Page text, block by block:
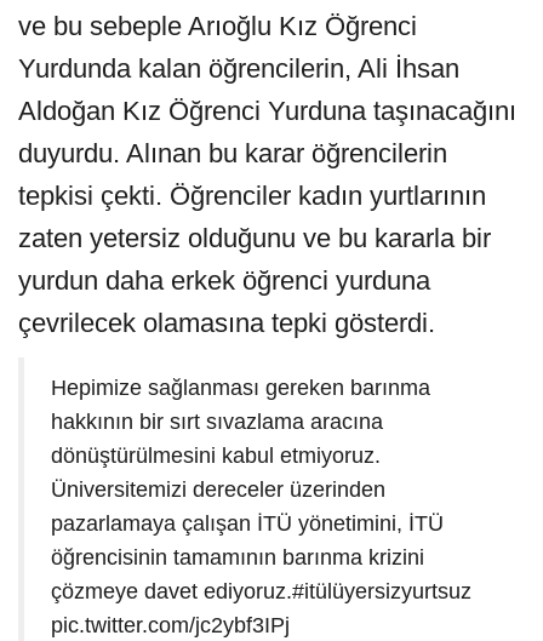
ve bu sebeple Arıoğlu Kız Öğrenci
Yurdunda kalan öğrencilerin, Ali İhsan
Aldoğan Kız Öğrenci Yurduna taşınacağını
duyurdu. Alınan bu karar öğrencilerin
tepkisi çekti. Öğrenciler kadın yurtlarının
zaten yetersiz olduğunu ve bu kararla bir
yurdun daha erkek öğrenci yurduna
çevrilecek olamasına tepki gösterdi.
Hepimize sağlanması gereken barınma
hakkının bir sırt sıvazlama aracına
dönüştürülmesini kabul etmiyoruz.
Üniversitemizi dereceler üzerinden
pazarlamaya çalışan İTÜ yönetimini, İTÜ
öğrencisinin tamamının barınma krizini
çözmeye davet ediyoruz.#itülüyersizyurtsuz
pic.twitter.com/jc2ybf3IPj